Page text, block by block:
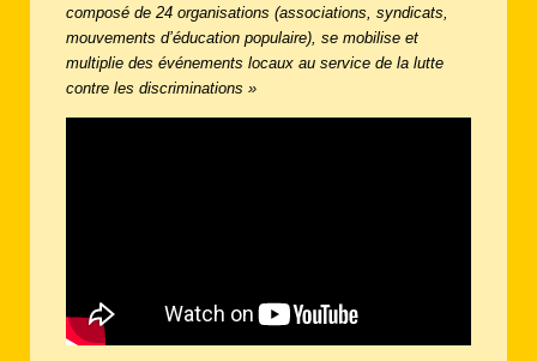
composé de 24 organisations (associations, syndicats,
mouvements d’éducation populaire), se mobilise et
multiplie des événements locaux au service de la lutte
contre les discriminations »